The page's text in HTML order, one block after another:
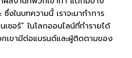
งในบทความนี้ เราจะมาทำการ
เซอร์” ในโลกออนไลน์ที่ทำรายได้
เขามีต่อแบรนด์และผู้ติดตามของ